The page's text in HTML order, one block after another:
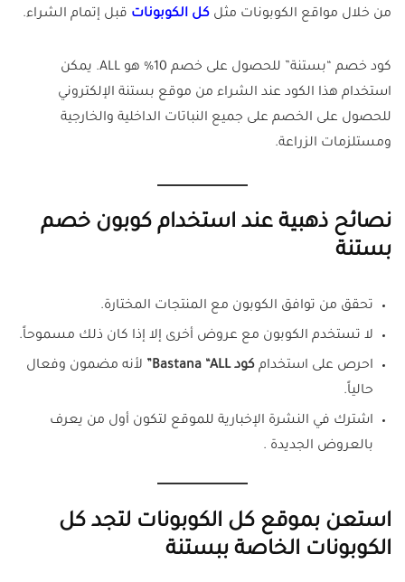
من خلال مواقع الكوبونات مثل كل الكوبونات قبل إتمام الشراء.
كود خصم “بستنة” للحصول على خصم 10% هو ALL. يمكن
استخدام هذا الكود عند الشراء من موقع بستنة الإلكتروني
للحصول على الخصم على جميع النباتات الداخلية والخارجية
ومستلزمات الزراعة.
نصائح ذهبية عند استخدام كوبون خصم
بستنة
تحقق من توافق الكوبون مع المنتجات المختارة.
لا تستخدم الكوبون مع عروض أخرى إلا إذا كان ذلك مسموحاً.
احرص على استخدام كود Bastana “ALL”
لأنه مضمون وفعال
حالياً.
اشترك في النشرة الإخبارية للموقع لتكون أول من يعرف
بالعروض الجديدة .
استعن بموقع كل الكوبونات لتجد كل
الكوبونات الخاصة ببستنة